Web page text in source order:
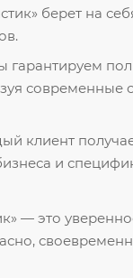
берет на
гарантируем
клиент
и
— это